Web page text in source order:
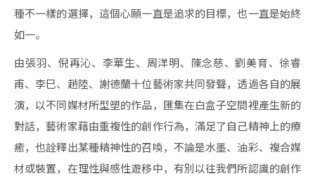
種不一樣的選擇，這個心願一直是追求的目標，也一直是始終
如一。
由張羽、倪再沁、李華生、周洋明、陳念慈、劉美育、徐睿
甫、李巳、趙陸、謝德蘭十位藝術家共同發聲，透過各自的展
演，以不同媒材所型塑的作品，匯集在白盒子空間裡產生新的
對話，藝術家藉由重複性的創作行為，滿足了自己精神上的療
癒，也詮釋出某種精神性的召喚，不論是水墨、油彩、複合媒
材或裝置，在理性與感性遊移中，有別以往我們所認識的創作